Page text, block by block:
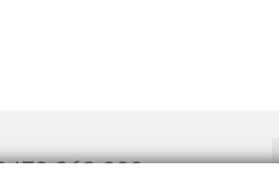
262 008